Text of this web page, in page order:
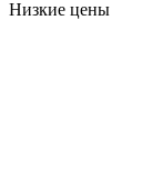
Низкие цены